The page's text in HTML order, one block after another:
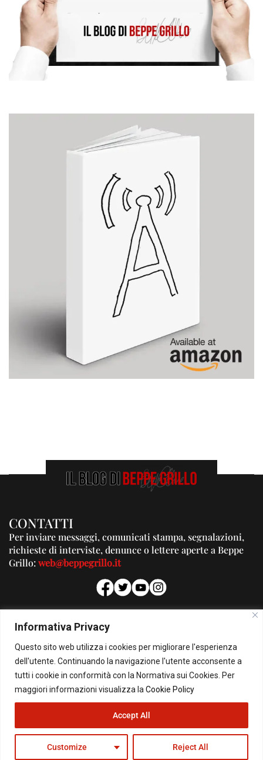
Informativa Privacy
Questo sito web utilizza i cookies per migliorare l'esperienza
dell'utente. Continuando la navigazione l'utente acconsente a
tutti i cookie in conformità con la Normativa sui Cookies. Per
maggiori informazioni visualizza la Cookie Policy
Customize Reject All
Accept All
CONTATTI
Per inviare messaggi, comunicati stampa, segnalazioni,
richieste di interviste, denunce o lettere aperte a Beppe
Grillo:web@beppegrillo.it
PUBBLICITA'
Per la tua pubblicità su questo Blog:
pubblicita@beppegrillo.it
© Copyright 2026 - Il Blog di Beppe Grillo. All Rights Reserved - Powered by
happygrafic.com